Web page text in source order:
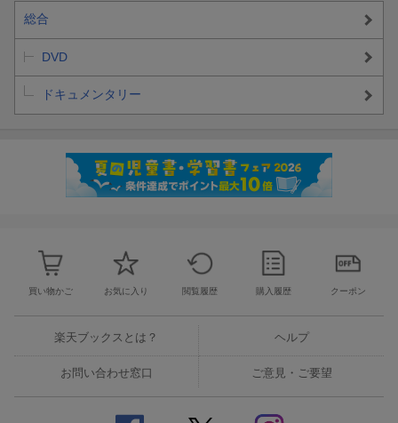
総合
DVD
ドキュメンタリー
買い物かご お気に入り 閲覧履歴 購入履歴 クーポン
楽天ブックスとは？ ヘルプ
お問い合わせ窓口 ご意見・ご要望